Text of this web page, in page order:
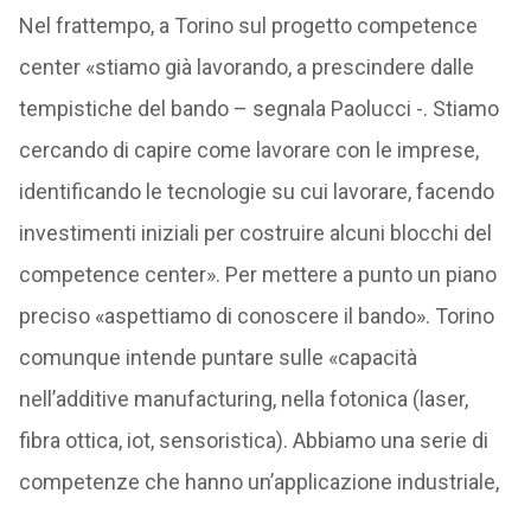
Nel frattempo, a Torino sul progetto competence
center «stiamo già lavorando, a prescindere dalle
tempistiche del bando – segnala Paolucci -. Stiamo
cercando di capire come lavorare con le imprese,
identificando le tecnologie su cui lavorare, facendo
investimenti iniziali per costruire alcuni blocchi del
competence center». Per mettere a punto un piano
preciso «aspettiamo di conoscere il bando». Torino
comunque intende puntare sulle «capacità
nell’additive manufacturing, nella fotonica (laser,
fibra ottica, iot, sensoristica). Abbiamo una serie di
competenze che hanno un’applicazione industriale,